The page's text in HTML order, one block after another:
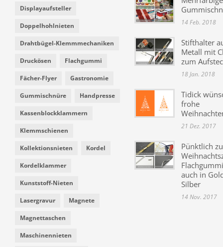
Displayaufsteller
Doppelhohlnieten
Drahtbügel-Klemmmechaniken
Druckösen Flachgummi
Fächer-Flyer Gastronomie
Gummischnüre Handpresse
Kassenblockklammern
Klemmschienen
Kollektionsnieten Kordel
Kordelklammer
Kunststoff-Nieten
Lasergravur Magnete
Magnettaschen
Maschinennieten
14 Feb. 2018
Stifthalter
Metall mit
zum
18 Jan. 2018
Tidick
frohe
21 Dez. 2017
Pünktlich
auch in
Silber
14 Nov. 2017